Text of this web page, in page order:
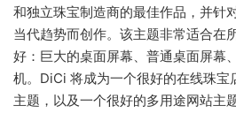
和独立珠宝制造商的最佳作品，并针
当代趋势而创作。该主题非常适合在
好：巨大的桌面屏幕、普通桌面屏幕
机。DiCi 将成为一个很好的在线珠宝
主题，以及一个很好的多用途网站主题